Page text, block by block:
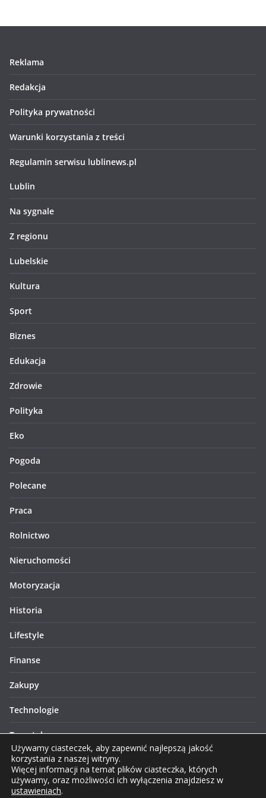
Reklama
Redakcja
Polityka prywatności
Warunki korzystania z treści
Regulamin serwisu lublinews.pl
Lublin
Na sygnale
Z regionu
Lubelskie
Kultura
Sport
Biznes
Edukacja
Zdrowie
Polityka
Eko
Pogoda
Polecane
Praca
Rolnictwo
Nieruchomości
Motoryzacja
Historia
Lifestyle
Finanse
Zakupy
Technologie
Turystyka
Używamy ciasteczek, aby zapewnić najlepszą jakość
korzystania z naszej witryny.
Więcej informacji na temat plików ciasteczka, których
używamy, oraz możliwości ich wyłączenia znajdziesz w
ustawieniach.